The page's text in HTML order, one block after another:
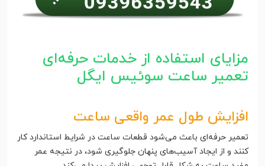
مزایای استفاده از خدمات حرفه‌ای
تعمیر ساعت سوئیس ایگل
افزایش طول عمر واقعی ساعت
تعمیر حرفه‌ای باعث می‌شود قطعات ساعت در شرایط استاندارد کار
کنند و از ایجاد آسیب‌های پنهان جلوگیری شود، در نتیجه عمر